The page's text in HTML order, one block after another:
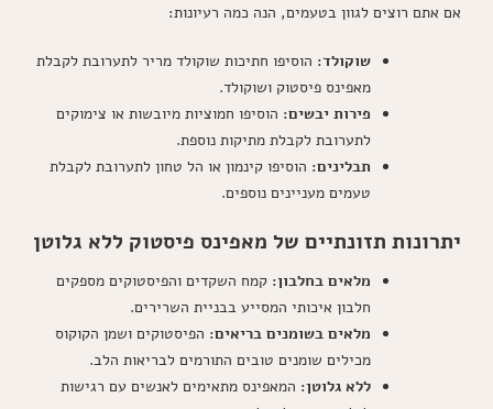
אם אתם רוצים לגוון בטעמים, הנה כמה רעיונות:
שוקולד: הוסיפו חתיכות שוקולד מריר לתערובת לקבלת
מאפינס פיסטוק ושוקולד.
פירות יבשים: הוסיפו חמוציות מיובשות או צימוקים
לתערובת לקבלת מתיקות נוספת.
תבלינים: הוסיפו קינמון או הל טחון לתערובת לקבלת
טעמים מעניינים נוספים.
יתרונות תזונתיים של מאפינס פיסטוק ללא גלוטן
מלאים בחלבון: קמח השקדים והפיסטוקים מספקים
חלבון איכותי המסייע בבניית השרירים.
מלאים בשומנים בריאים: הפיסטוקים ושמן הקוקוס
מכילים שומנים טובים התורמים לבריאות הלב.
ללא גלוטן: המאפינס מתאימים לאנשים עם רגישות